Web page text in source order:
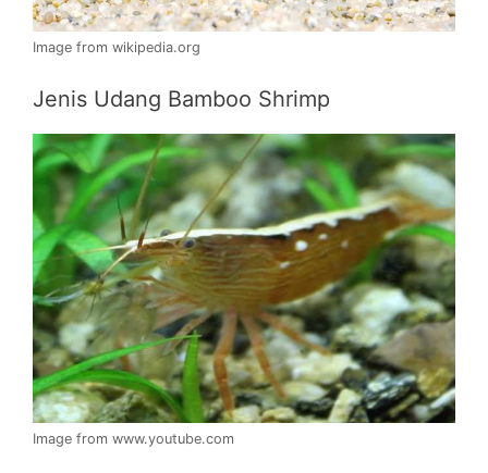
Image from wikipedia.org
Jenis Udang Bamboo Shrimp
Image from www.youtube.com